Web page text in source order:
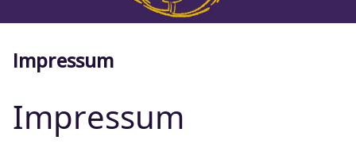
e.V
Impressum
Impressum